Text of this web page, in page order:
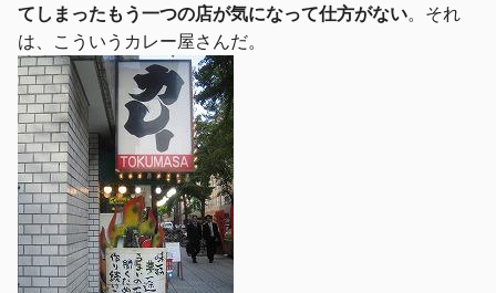
てしまったもう一つの店が気になって仕方がない。それ
は、こういうカレー屋さんだ。